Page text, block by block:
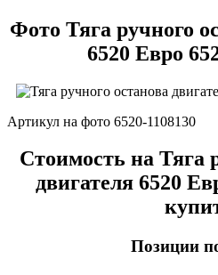
Фото Тяга ручного
6520 Евро
Артикул на фото 6520-1108130
Стоимость на Тяга
двигателя 6520
Позиции